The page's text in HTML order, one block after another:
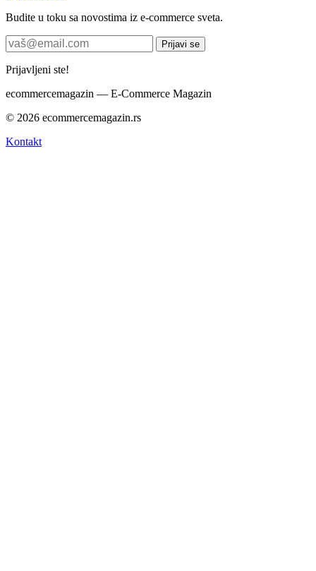
Budite u toku sa novostima iz e-commerce sveta.
Prijavi se
Prijavljeni ste!
ecommercemagazin — E-Commerce Magazin
© 2026 ecommercemagazin.rs
Kontakt